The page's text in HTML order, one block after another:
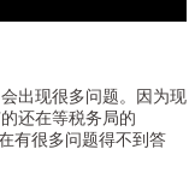
出现很多问题。因为现
还在等税务局的
有很多问题得不到答